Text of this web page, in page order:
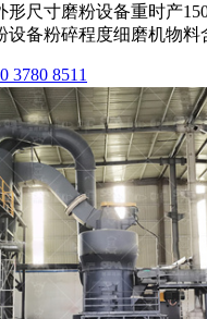
形尺寸磨粉设备重时产
设备粉碎程度细磨机物料
3780 8511